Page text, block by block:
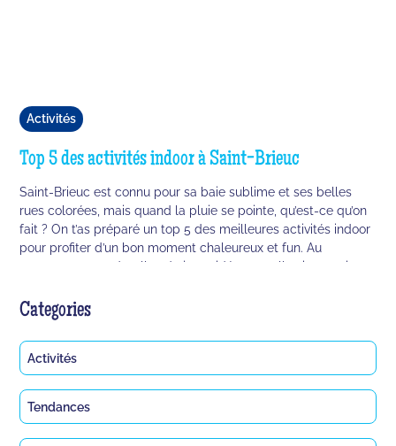
Activités
Top 5 des activités indoor à Saint-Brieuc
Saint-Brieuc est connu pour sa baie sublime et ses belles
rues colorées, mais quand la pluie se pointe, qu’est-ce qu’on
fait ? On t’as préparé un top 5 des meilleures activités indoor
pour profiter d’un bon moment chaleureux et fun. Au
programme, nerd, salles de jeux vidéos et salles immersives
Categories
Activités
Tendances